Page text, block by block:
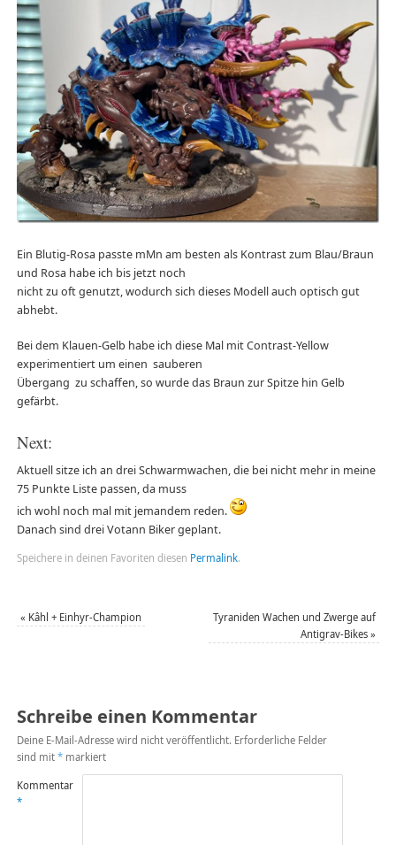
Ein Blutig-Rosa passte mMn am besten als Kontrast zum Blau/Braun
und Rosa habe ich bis jetzt noch
nicht zu oft genutzt, wodurch sich dieses Modell auch optisch gut
abhebt.
Bei dem Klauen-Gelb habe ich diese Mal mit Contrast-Yellow
experimentiert um einen sauberen
Übergang zu schaffen, so wurde das Braun zur Spitze hin Gelb
gefärbt.
Next:
Aktuell sitze ich an drei Schwarmwachen, die bei nicht mehr in meine
75 Punkte Liste passen, da muss
ich wohl noch mal mit jemandem reden.
Danach sind drei Votann Biker geplant.
Speichere in deinen Favoriten diesen Permalink.
« Kâhl + Einhyr-Champion
Tyraniden Wachen und Zwerge auf
Antigrav-Bikes»
Schreibe einen Kommentar
Deine E-Mail-Adresse wird nicht veröffentlicht. Erforderliche Felder
sind mit *markiert
Kommentar
*